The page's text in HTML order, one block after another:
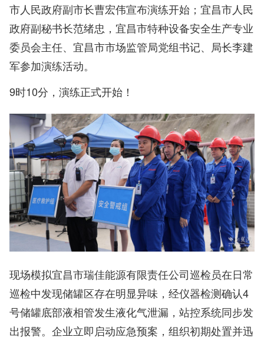
市人民政府副市长曹宏伟宣布演练开始；宜昌市人民
政府副秘书长范绪忠，宜昌市特种设备安全生产专业
委员会主任、宜昌市市场监管局党组书记、局长李建
军参加演练活动。
9时10分，演练正式开始！
现场模拟宜昌市瑞佳能源有限责任公司巡检员在日常
巡检中发现储罐区存在明显异味，经仪器检测确认4
号储罐底部液相管发生液化气泄漏，站控系统同步发
出报警。企业立即启动应急预案，组织初期处置并迅